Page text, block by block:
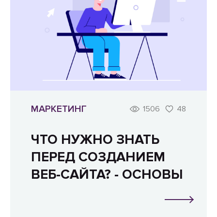
МАРКЕТИНГ 1506 48
ЧТО НУЖНО ЗНАТЬ
ПЕРЕД СОЗДАНИЕМ
ВЕБ-САЙТА? - ОСНОВЫ